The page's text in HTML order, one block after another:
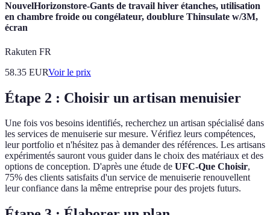
NouvelHorizonstore-Gants de travail hiver étanches, utilisation
en chambre froide ou congélateur, doublure Thinsulate w/3M,
écran
Rakuten FR
58.35 EURVoir le prix
Étape 2 : Choisir un artisan menuisier
Une fois vos besoins identifiés, recherchez un artisan spécialisé dans
les services de menuiserie sur mesure. Vérifiez leurs compétences,
leur portfolio et n'hésitez pas à demander des références. Les artisans
expérimentés sauront vous guider dans le choix des matériaux et des
options de conception. D'après une étude de UFC-Que Choisir,
75% des clients satisfaits d'un service de menuiserie renouvellent
leur confiance dans la même entreprise pour des projets futurs.